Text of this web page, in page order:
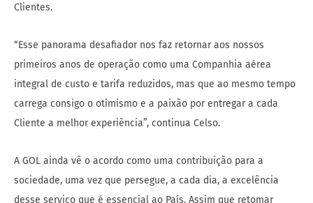
Clientes.
“Esse panorama desafiador nos faz retornar aos nossos
primeiros anos de operação como uma Companhia aérea
integral de custo e tarifa reduzidos, mas que ao mesmo tempo
carrega consigo o otimismo e a paixão por entregar a cada
Cliente a melhor experiência”, continua Celso.
A GOL ainda vê o acordo como uma contribuição para a
sociedade, uma vez que persegue, a cada dia, a excelência
desse serviço que é essencial ao País. Assim que retomar